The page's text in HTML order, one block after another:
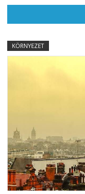
KÖRNYEZET